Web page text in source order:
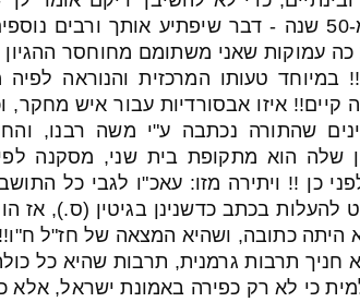
במחקר אקדמי למעלה מ-50 שנה - דבר שיפתיע אותך
עמוקות שאני משתומם מחוחסר ההגיון
במיוחד טעותו המרכזית והנוראה
איזו אבסורדיות עבור איש מחקר,
שהתורה נכתבה ע"י משה רבנו,
שלה הוא מתקופת בית שני, מסקנה
כן !! ויתירה מזו: עאכ"ו לגבי כל
להעלות בכתב כדשנינן בגיטין (ס.), אז
היתה כתובה, ושהיא המצאה של חז"ל ח"ו!!
חניך תרבות גרמנית, תרבות שהיא כל
כי לא רק כפירה באמונת ישראל, אלא